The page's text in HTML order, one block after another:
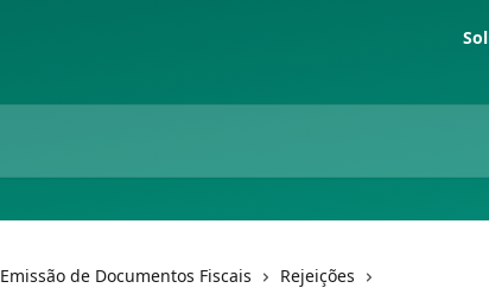
Emissão de Documentos Fiscais
Rejeições